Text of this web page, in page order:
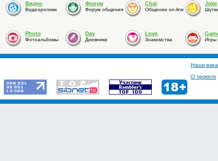
Видео
Видеоролики
Форум
Форум общения
Chat
Общение on-line
Joke
Photo
Фотоальбомы
Day
Дневники
Love
Знакомства Игры
Наши
О проекте